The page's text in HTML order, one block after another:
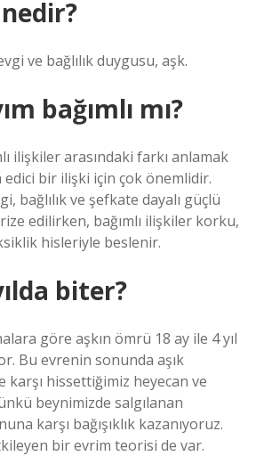
ve bağlılık duygusu, aşk.
bağımlı mı?
ilişkiler arasındaki farkı anlamak
edici bir ilişki için çok önemlidir.
bağlılık ve şefkate dayalı güçlü
edilirken, bağımlı ilişkiler korku,
hisleriyle beslenir.
biter?
göre aşkın ömrü 18 ay ile 4 yıl
Bu evrenin sonunda aşık
karşı hissettiğimiz heyecan ve
beynimizde salgılanan
karşı bağışıklık kazanıyoruz.
bir evrim teorisi de var.